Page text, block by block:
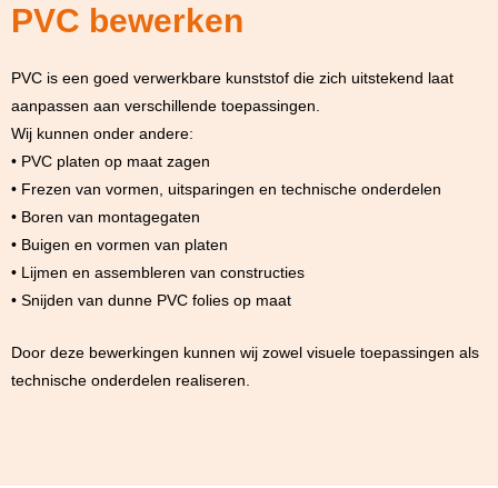
PVC bewerken
PVC is een goed verwerkbare kunststof die zich uitstekend laat
aanpassen aan verschillende toepassingen.
Wij kunnen onder andere:
• PVC platen op maat zagen
• Frezen van vormen, uitsparingen en technische onderdelen
• Boren van montagegaten
• Buigen en vormen van platen
• Lijmen en assembleren van constructies
• Snijden van dunne PVC folies op maat
Door deze bewerkingen kunnen wij zowel visuele toepassingen als
technische onderdelen realiseren.